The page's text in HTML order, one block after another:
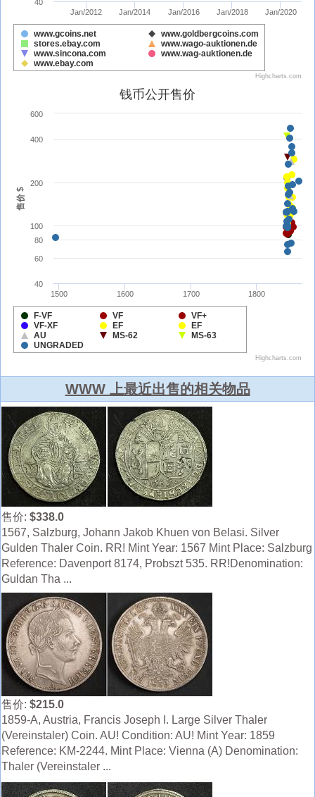
WWW 上最近出售的相关物品
售价: $338.0
1567, Salzburg, Johann Jakob Khuen von Belasi. Silver
Gulden Thaler Coin. RR! Mint Year: 1567 Mint Place: Salzburg
Reference: Davenport 8174, Probszt 535. RR!Denomination:
Guldan Tha ...
售价: $215.0
1859-A, Austria, Francis Joseph I. Large Silver Thaler
(Vereinstaler) Coin. AU! Condition: AU! Mint Year: 1859
Reference: KM-2244. Mint Place: Vienna (A) Denomination:
Thaler (Vereinstaler ...